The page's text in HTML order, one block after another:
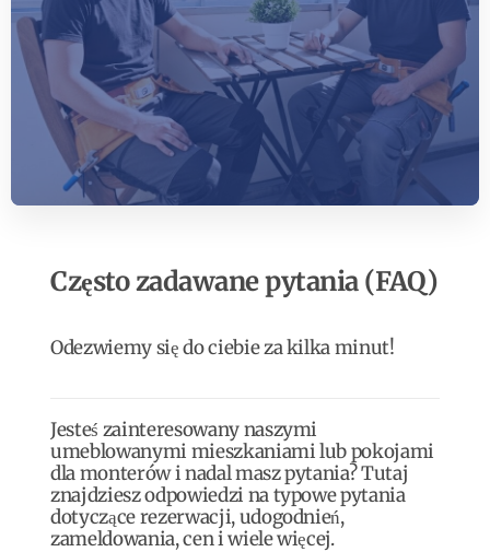
Często zadawane pytania (FAQ)
Odezwiemy się do ciebie za kilka minut!
Jesteś zainteresowany naszymi
umeblowanymi mieszkaniami lub pokojami
dla monterów i nadal masz pytania? Tutaj
znajdziesz odpowiedzi na typowe pytania
dotyczące rezerwacji, udogodnień,
zameldowania, cen i wiele więcej.